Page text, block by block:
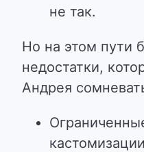
не так.
Но на этом пути
недостатки,
Андрея